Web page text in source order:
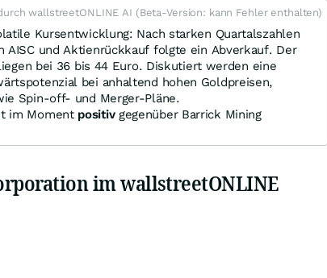
wallstreetONLINE AI (Beta-Version: kann Fehler enthalten)
Kursentwicklung: Nach starken Quartalszahlen
und Aktienrückkauf folgte ein Abverkauf. Der
bei 36 bis 44 Euro. Diskutiert werden eine
bei anhaltend hohen Goldpreisen,
Spin-off- und Merger-Pläne.
im Moment positivgegenüber Barrick Mining
im wallstreetONLINE